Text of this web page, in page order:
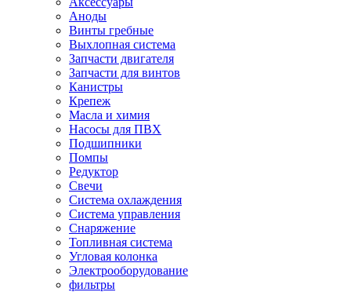
Аноды
Винты гребные
Выхлопная система
Запчасти двигателя
Запчасти для винтов
Канистры
Крепеж
Масла и химия
Насосы для ПВХ
Подшипники
Помпы
Редуктор
Свечи
Система охлаждения
Система управления
Снаряжение
Топливная система
Угловая колонка
Электрооборудование
фильтры